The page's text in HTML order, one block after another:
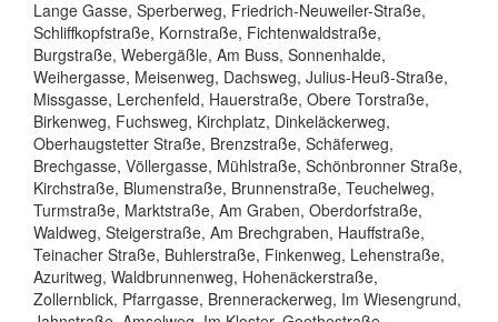
Lange Gasse, Sperberweg, Friedrich-Neuweiler-Straße,
Schliffkopfstraße, Kornstraße, Fichtenwaldstraße,
Burgstraße, Webergäßle, Am Buss, Sonnenhalde,
Weihergasse, Meisenweg, Dachsweg, Julius-Heuß-Straße,
Missgasse, Lerchenfeld, Hauerstraße, Obere Torstraße,
Birkenweg, Fuchsweg, Kirchplatz, Dinkeläckerweg,
Oberhaugstetter Straße, Brenzstraße, Schäferweg,
Brechgasse, Völlergasse, Mühlstraße, Schönbronner Straße,
Kirchstraße, Blumenstraße, Brunnenstraße, Teuchelweg,
Turmstraße, Marktstraße, Am Graben, Oberdorfstraße,
Waldweg, Steigerstraße, Am Brechgraben, Hauffstraße,
Teinacher Straße, Buhlerstraße, Finkenweg, Lehenstraße,
Azuritweg, Waldbrunnenweg, Hohenäckerstraße,
Zollernblick, Pfarrgasse, Brennerackerweg, Im Wiesengrund,